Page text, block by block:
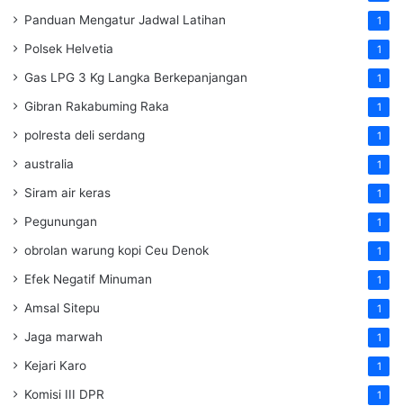
Panduan Mengatur Jadwal Latihan 1
Polsek Helvetia 1
Gas LPG 3 Kg Langka Berkepanjangan 1
Gibran Rakabuming Raka 1
polresta deli serdang 1
australia 1
Siram air keras 1
Pegunungan 1
obrolan warung kopi Ceu Denok 1
Efek Negatif Minuman 1
Amsal Sitepu 1
Jaga marwah 1
Kejari Karo 1
Komisi III DPR 1